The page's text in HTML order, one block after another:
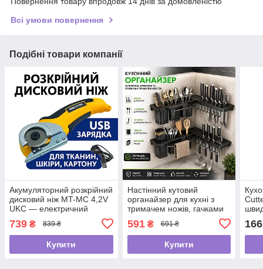
Всі умови повернення
Подібні товари компанії
Акумуляторний розкрійний
дисковий ніж MT-MC 4,2V
UKC — електричний
роторний ніж для тканини,
шкіри та картону
739 ₴ 839 ₴
Купити
Настінний кутовий
органайзер для кухні з
тримачем ножів, гачками
столового приладдя 26X-
17
591₴ 691 ₴
Купити
166